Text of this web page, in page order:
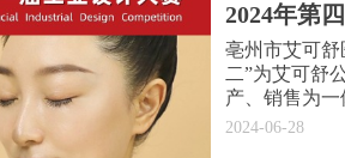
2024年第
亳州市艾可
二”为艾可舒
产、销售为
业，是国家
2024-06-28